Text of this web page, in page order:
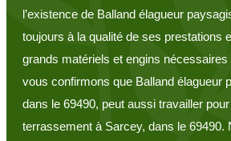
l’existence de Balland élagueur
toujours à la qualité de ses prestations
grands matériels et engins
vous confirmons que Balland élagueur
dans le 69490, peut aussi travailler
terrassement à Sarcey, dans le 69490.